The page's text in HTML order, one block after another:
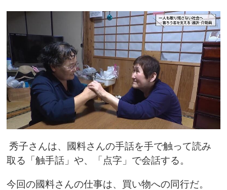
秀子さんは、國料さんの手話を手で触って読み
取る「触手話」や、「点字」で会話する。
今回の國料さんの仕事は、買い物への同行だ。